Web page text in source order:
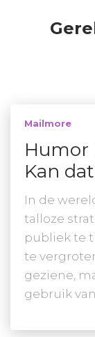
Mailmore
Humor
Kan
In de
talloze
publiek te
te
geziene,
gebruik van